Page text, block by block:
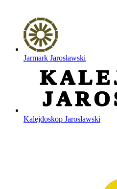
Jarmark Jarosławski
Kalejdoskop Jarosławski